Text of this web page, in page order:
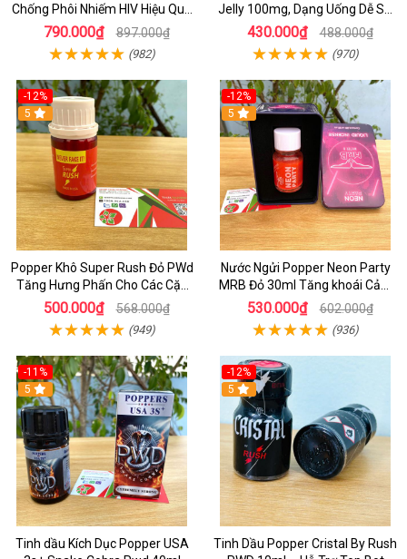
Chống Phôi Nhiếm HIV Hiệu Quả
- Hộp 30 viên
790.000₫ 897.000₫
(982)
Jelly 100mg, Dạng Uống Dễ Sử
Dụng Hộp 7 Gói
430.000₫ 488.000₫
(970)
-12%
5
Popper Khô Super Rush Đỏ PWd
Tăng Hưng Phấn Cho Các Cặp
Đôi
500.000₫ 568.000₫
(949)
-12%
5
Nước Ngửi Popper Neon Party
MRB Đỏ 30ml Tăng khoái Cảm
Mạnh Hộp THiếc
530.000₫ 602.000₫
(936)
-11%
5
Tinh dầu Kích Dục Popper USA
-12%
5
Tinh Dầu Popper Cristal By Rush